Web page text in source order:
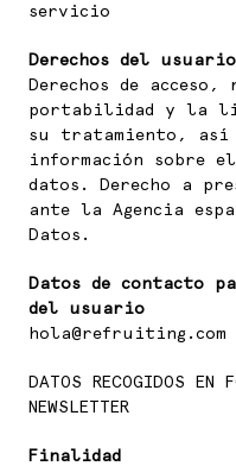
servicio
Derechos del usuario
Derechos de
portabilidad y la
su tratamiento, así
información sobre
datos. Derecho a
ante la Agencia
Datos.
Datos de contacto
del usuario
hola@refruiting.com
DATOS RECOGIDOS EN
NEWSLETTER
Finalidad